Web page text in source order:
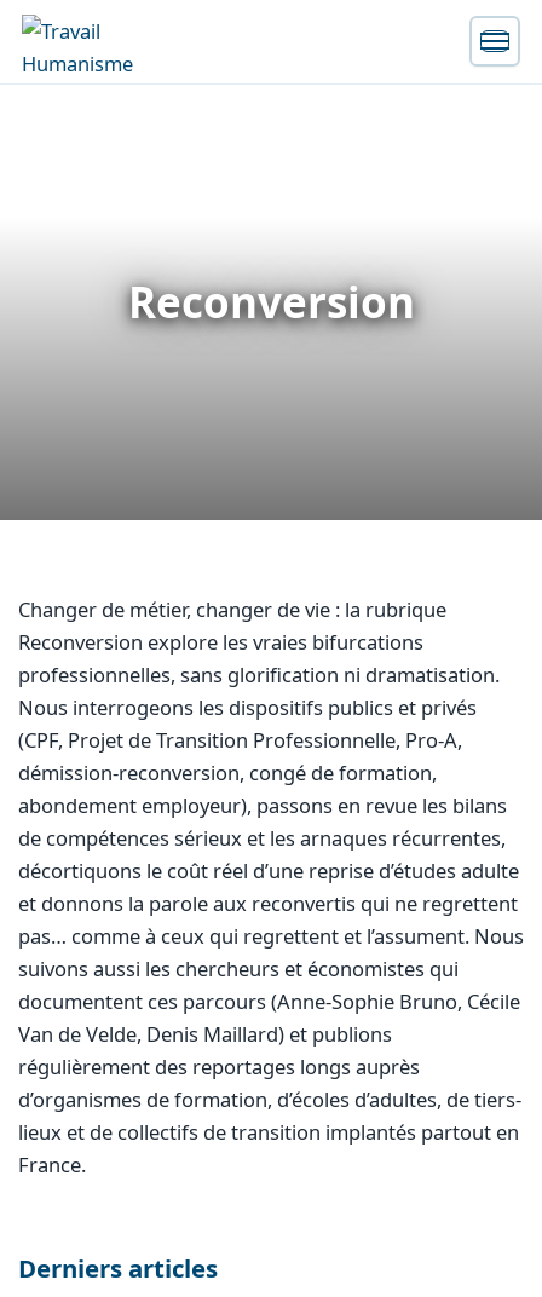
Reconversion
Changer de métier, changer de vie : la rubrique
Reconversion explore les vraies bifurcations
professionnelles, sans glorification ni dramatisation.
Nous interrogeons les dispositifs publics et privés
(CPF, Projet de Transition Professionnelle, Pro-A,
démission-reconversion, congé de formation,
abondement employeur), passons en revue les bilans
de compétences sérieux et les arnaques récurrentes,
décortiquons le coût réel d’une reprise d’études adulte
et donnons la parole aux reconvertis qui ne regrettent
pas… comme à ceux qui regrettent et l’assument. Nous
suivons aussi les chercheurs et économistes qui
documentent ces parcours (Anne-Sophie Bruno, Cécile
Van de Velde, Denis Maillard) et publions
régulièrement des reportages longs auprès
d’organismes de formation, d’écoles d’adultes, de tiers-
lieux et de collectifs de transition implantés partout en
France.
Derniers articles